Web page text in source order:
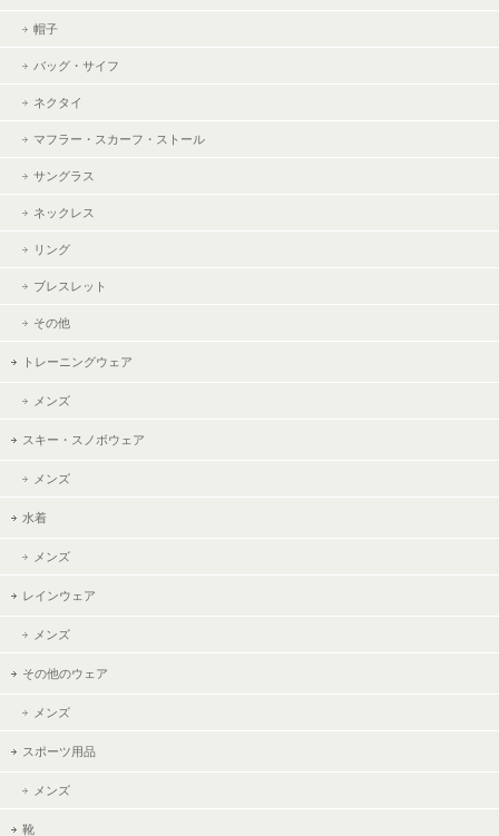
帽子
バッグ・サイフ
ネクタイ
マフラー・スカーフ・ストール
サングラス
ネックレス
リング
ブレスレット
その他
トレーニングウェア
メンズ
スキー・スノボウェア
メンズ
水着
メンズ
レインウェア
メンズ
その他のウェア
メンズ
スポーツ用品
メンズ
靴